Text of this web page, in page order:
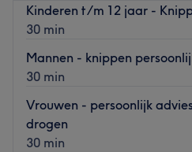
Kinderen t/m 12 jaar -
30 min
Mannen - knippen
30 min
Vrouwen - persoonlijk
drogen
30 min